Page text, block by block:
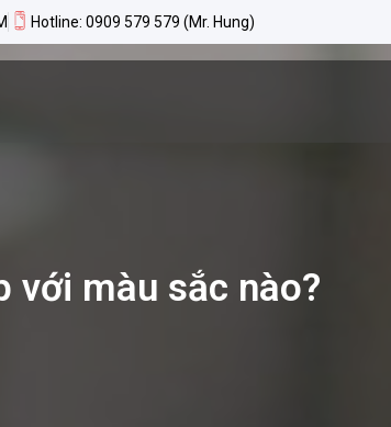
Hotline: 0909 579 579 (Mr. Hung)
với màu sắc nào?